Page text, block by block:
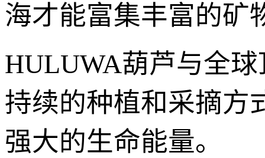
海才能富集丰富的矿
HULUWA葫芦与全
持续的种植和采摘方
强大的生命能量。